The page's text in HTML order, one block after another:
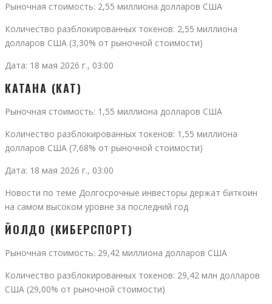
Рыночная стоимость: 2,55 миллиона долларов США
Количество разблокированных токенов: 2,55 миллиона
долларов США (3,30% от рыночной стоимости)
Дата: 18 мая 2026 г., 03:00
КАТАНА (КАТ)
Рыночная стоимость: 1,55 миллиона долларов США
Количество разблокированных токенов: 1,55 миллиона
долларов США (7,68% от рыночной стоимости)
Дата: 18 мая 2026 г., 03:00
Новости по теме Долгосрочные инвесторы держат биткоин
на самом высоком уровне за последний год
ЙОЛДО (КИБЕРСПОРТ)
Рыночная стоимость: 29,42 миллиона долларов США
Количество разблокированных токенов: 29,42 млн долларов
США (29,00% от рыночной стоимости)